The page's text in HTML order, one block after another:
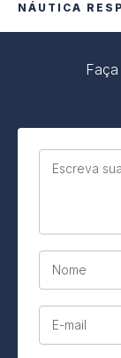
NÁUTICA
Escreva
Nome
E-mail